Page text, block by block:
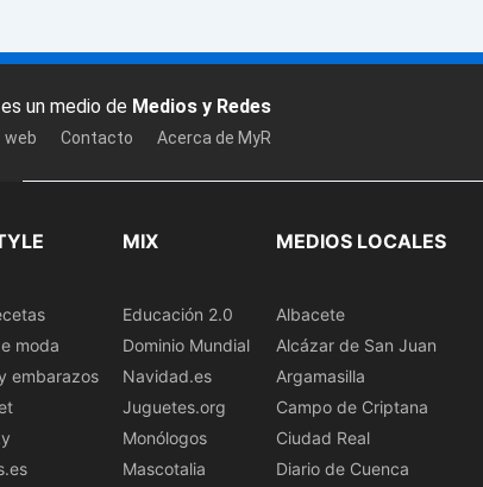
un medio de Medios y Redes
web Contacto Acerca de MyR
moda
embarazos
MIX
Educación 2.0
Dominio Mundial
Navidad.es
Juguetes.org
Monólogos
Mascotalia
MEDIOS LOCALES
Albacete
Alcázar de San Juan
Argamasilla
Campo de Criptana
Ciudad Real
Diario de Cuenca